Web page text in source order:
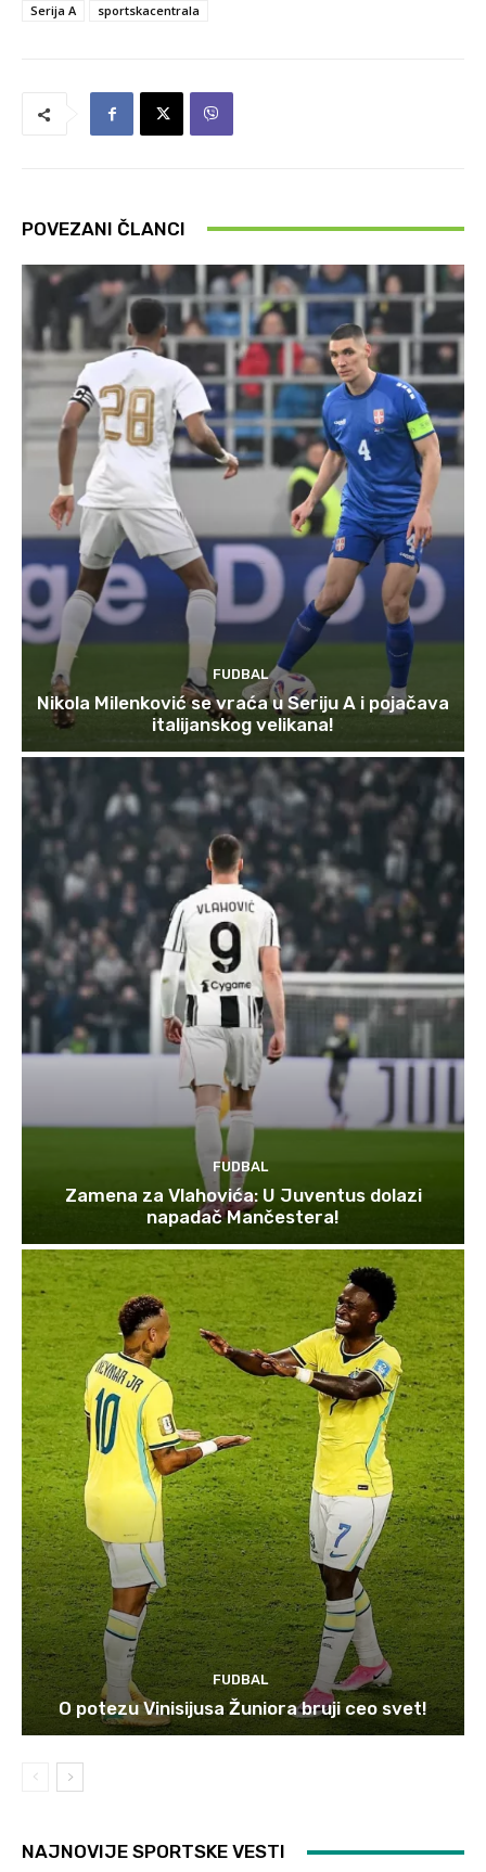
Serija A
sportskacentrala
POVEZANI ČLANCI
FUDBAL
Nikola Milenković se vraća u Seriju A i pojačava
italijanskog velikana!
FUDBAL
Zamena za Vlahovića: U Juventus dolazi
napadač Mančestera!
FUDBAL
O potezu Vinisijusa Žuniora bruji ceo svet!
NAJNOVIJE SPORTSKE VESTI